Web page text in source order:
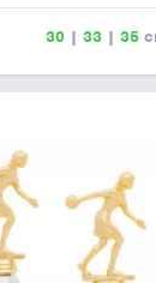
30 | 33 | 35